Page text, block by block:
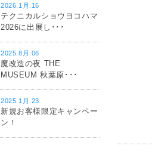
2026.1月.16
テクニカルショウヨコハマ
2026に出展し･･･
2025.8月.06
魔改造の夜 THE
MUSEUM 秋葉原･･･
2025.1月.23
新規お客様限定キャンペー
ン！